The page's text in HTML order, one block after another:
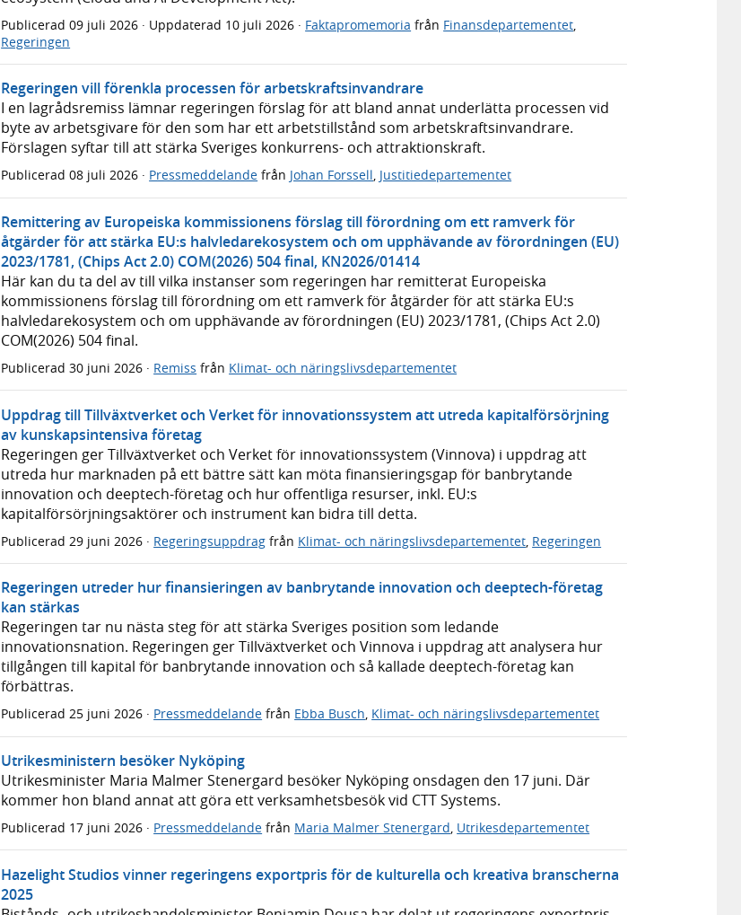
Publicerad09 juli 2026 · Uppdaterad 10 juli 2026 · Faktapromemoria från Finansdepartementet
Regeringen
Regeringen vill förenkla processen för arbetskraftsinvandrare
I en lagrådsremiss lämnar regeringen förslag för att bland annat underlätta processen vid
byte av arbetsgivare för den som har ett arbetstillstånd som arbetskraftsinvandrare.
Förslagen syftar till att stärka Sveriges konkurrens- och attraktionskraft.
Publicerad08 juli 2026 · Pressmeddelande från Johan Forssell, Justitiedepartementet
Remittering av Europeiska kommissionens förslag till förordning om ett ramverk för
åtgärder för att stärka EU:s halvledarekosystem och om upphävande av förordningen (EU)
2023/1781, (Chips Act 2.0) COM(2026) 504 final, KN2026/01414
Här kan du ta del av till vilka instanser som regeringen har remitterat Europeiska
kommissionens förslag till förordning om ett ramverk för åtgärder för att stärka EU:s
halvledarekosystem och om upphävande av förordningen (EU) 2023/1781, (Chips Act 2.0)
COM(2026) 504 final.
Publicerad30 juni 2026 · Remiss från Klimat- och näringslivsdepartementet
Uppdrag till Tillväxtverket och Verket för innovationssystem att utreda kapitalförsörjning
av kunskapsintensiva företag
Regeringen ger Tillväxtverket och Verket för innovationssystem (Vinnova) i uppdrag att
utreda hur marknaden på ett bättre sätt kan möta finansieringsgap för banbrytande
innovation och deeptech-företag och hur offentliga resurser, inkl. EU:s
kapitalförsörjningsaktörer och instrument kan bidra till detta.
Publicerad 29 juni 2026 · Regeringsuppdrag från Klimat- och näringslivsdepartementet Regeringen
Regeringen utreder hur finansieringen av banbrytande innovation och deeptech-företag
kan stärkas
Regeringen tar nu nästa steg för att stärka Sveriges position som ledande
innovationsnation. Regeringen ger Tillväxtverket och Vinnova i uppdrag att analysera hur
tillgången till kapital för banbrytande innovation och så kallade deeptech-företag kan
förbättras.
Publicerad25 juni 2026 · Pressmeddelande från Ebba Busch, Klimat- och näringslivsdepartementet
Utrikesministern besöker Nyköping
Utrikesminister Maria Malmer Stenergard besöker Nyköping onsdagen den 17 juni. Där
kommer hon bland annat att göra ett verksamhetsbesök vid CTT Systems.
Publicerad 17 juni 2026 · Pressmeddelande från Maria Malmer Stenergard, Utrikesdepartementet
Hazelight Studios vinner regeringens exportpris för de kulturella och kreativa branscherna
2025